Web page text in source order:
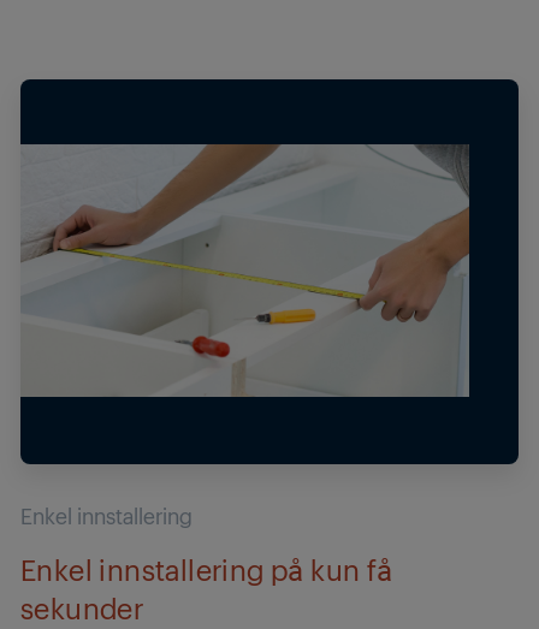
Enkel innstallering
Enkel innstallering på kun få
sekunder